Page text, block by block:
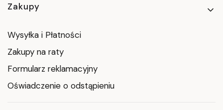
Zakupy
Wysyłka i Płatności
Zakupy na raty
Formularz reklamacyjny
Oświadczenie o odstąpieniu